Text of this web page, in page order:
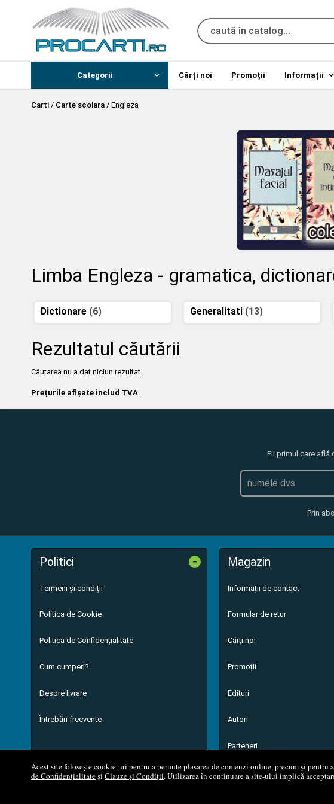
Acest site folosește cookie-uri pentru a permite plasarea de comenzi online, precum și
de Confidențialitateși Clauze și Condiții. Utilizarea în continuare a site-ului implică
Categorii Cărți noi Promoții Informații
Carti / Carte scolara / Engleza
Limba Engleza - gramatica,
Dictionare (6) Generalitati (13)
Rezultatul căutării
Căutarea nu a dat niciun rezultat.
Prețurile afișate includ TVA.
Fii primul care află
Prin
Politici -
Termeni și condiții
Politica de Cookie
Politica de Confidențialitate
Cum cumperi?
Despre livrare
Întrebări frecvente
Magazin
Informații de contact
Formular de retur
Cărți noi
Promoții
Edituri
Autori
Parteneri
© 2008 - 2026 S.C.